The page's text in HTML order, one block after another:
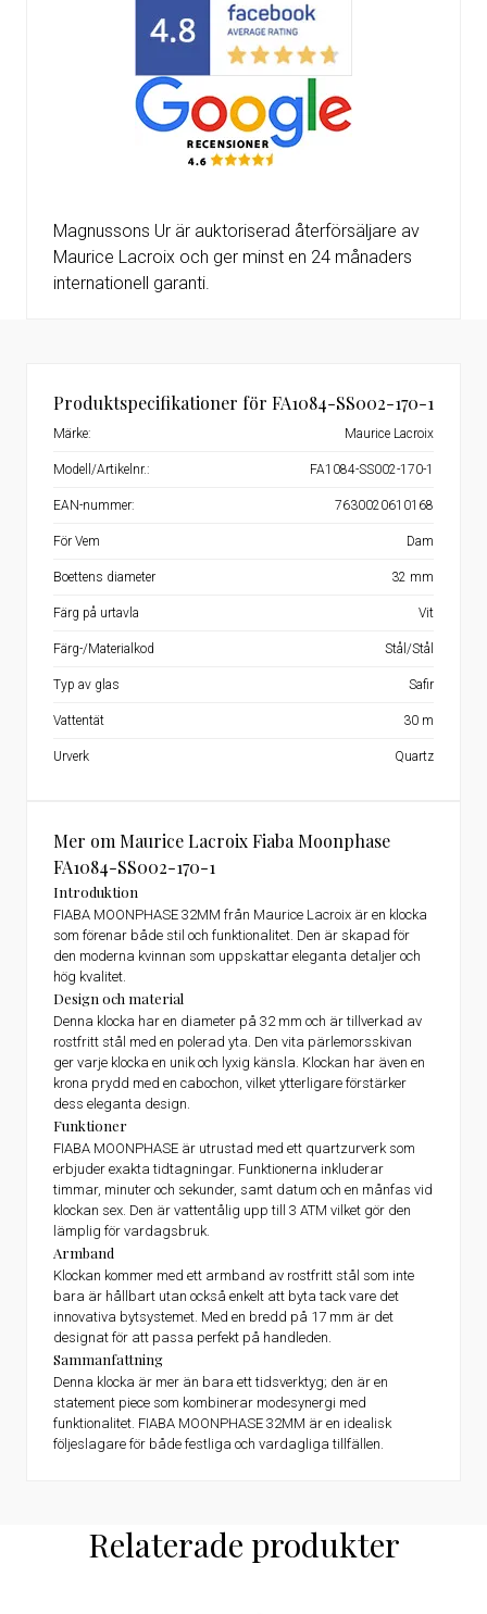
Magnussons Ur är auktoriserad återförsäljare av
Maurice Lacroix och ger minst en 24 månaders
internationell garanti.
Mer om Maurice Lacroix Fiaba Moonphase
FA1084-SS002-170-1
Introduktion
FIABA MOONPHASE 32MM från Maurice Lacroix är en klocka
som förenar både stil och funktionalitet. Den är skapad för
den moderna kvinnan som uppskattar eleganta detaljer och
hög kvalitet.
Design och material
Denna klocka har en diameter på 32 mm och är tillverkad av
rostfritt stål med en polerad yta. Den vita pärlemorsskivan
ger varje klocka en unik och lyxig känsla. Klockan har även en
krona prydd med en cabochon, vilket ytterligare förstärker
dess eleganta design.
Funktioner
FIABA MOONPHASE är utrustad med ett quartzurverk som
erbjuder exakta tidtagningar. Funktionerna inkluderar
timmar, minuter och sekunder, samt datum och en månfas vid
klockan sex. Den är vattentålig upp till 3 ATM vilket gör den
lämplig för vardagsbruk.
Armband
Klockan kommer med ett armband av rostfritt stål som inte
bara är hållbart utan också enkelt att byta tack vare det
innovativa bytsystemet. Med en bredd på 17 mm är det
designat för att passa perfekt på handleden.
Sammanfattning
Denna klocka är mer än bara ett tidsverktyg; den är en
statement piece som kombinerar modesynergi med
funktionalitet. FIABA MOONPHASE 32MM är en idealisk
följeslagare för både festliga och vardagliga tillfällen.
Produktspecifikationer för FA1084-SS002-170-1
Märke: Maurice Lacroix
Modell/Artikelnr.: FA1084-SS002-170-1
EAN-nummer: 7630020610168
För Vem Dam
Boettens diameter 32 mm
Färg på urtavla Vit
Färg-/Materialkod Stål/Stål
Typ av glas Safir
Vattentät 30 m
Urverk Quartz
Relaterade produkter